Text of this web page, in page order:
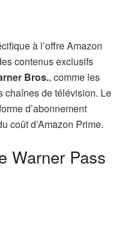
à l’offre Amazon
contenus exclusifs
Bros., comme les
chaînes de télévision. Le
d’abonnement
coût d’Amazon Prime.
Warner Pass